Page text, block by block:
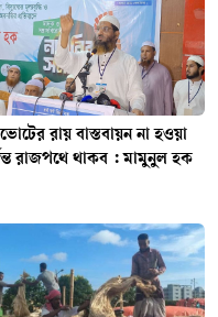
রায় বাস্তবায়ন না হওয়া
রাজপথে থাকব : মামুনুল হক